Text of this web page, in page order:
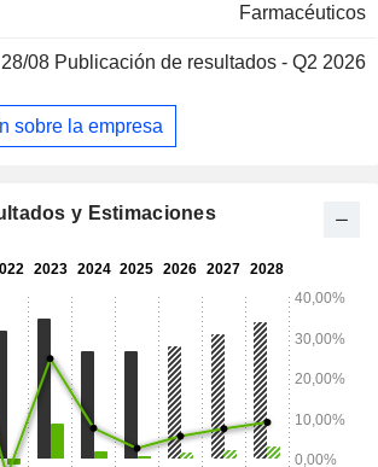
Farmacéuticos
28/08 Publicación de resultados - Q2 2026
sobre la empresa
y Estimaciones